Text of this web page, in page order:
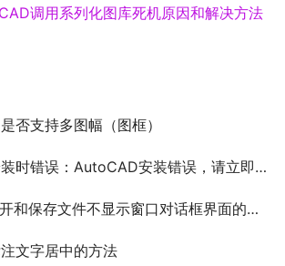
调用系列化图库死机原因和解决方法
否支持多图幅（图框）
错误：AutoCAD安装错误，请立即重新安装。
保存文件不显示窗口对话框界面的解决方法
文字居中的方法